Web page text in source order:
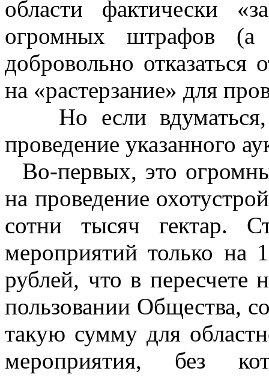
области фактически
огромных штрафов
добровольно
на «растерзание» для
Но если вдуматься,
проведение указанного
Во-первых, это
на проведение
сотни тысяч гектар.
мероприятий только на
рублей, что в пересчете
пользовании Общества,
такую сумму для
мероприятия, без